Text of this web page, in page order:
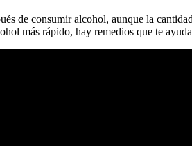
de consumir alcohol, aunque la
más rápido, hay remedios que te